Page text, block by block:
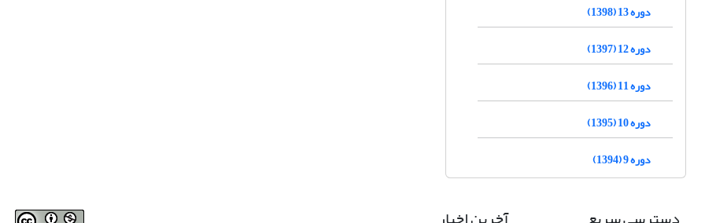
دوره 13 (1398)
دوره 12 (1397)
دوره 11 (1396)
دوره 10 (1395)
دوره 9 (1394)